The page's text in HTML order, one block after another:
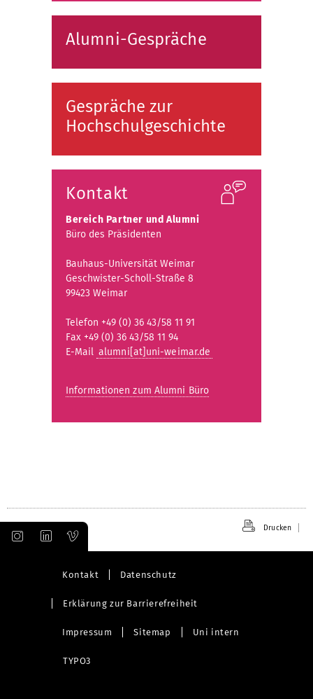
Alumni-Gespräche
Gespräche zur
Hochschulgeschichte
Kontakt
Bereich Partner und Alumni
Büro des Präsidenten
Bauhaus-Universität Weimar
Geschwister-Scholl-Straße 8
99423 Weimar
Telefon +49 (0) 36 43/58 11 91
Fax +49 (0) 36 43/58 11 94
E-Mail alumni[at]uni-weimar.de
Informationen zum Alumni Büro
Drucken
Kontakt Datenschutz
Erklärung zur Barrierefreiheit
Impressum Sitemap Uni intern
TYPO3